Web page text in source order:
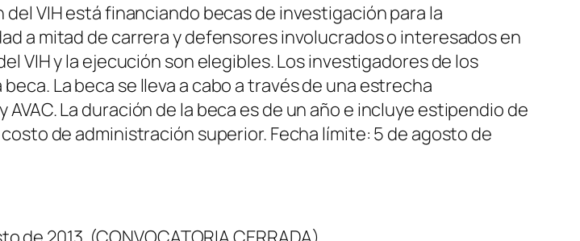
VIH está financiando becas de investigación para la
a mitad de carrera y defensores involucrados o interesados en
VIH y la ejecución son elegibles. Los investigadores de los
La beca se lleva a cabo a través de una estrecha
La duración de la beca es de un año e incluye estipendio de
de administración superior. Fecha límite: 5 de agosto de